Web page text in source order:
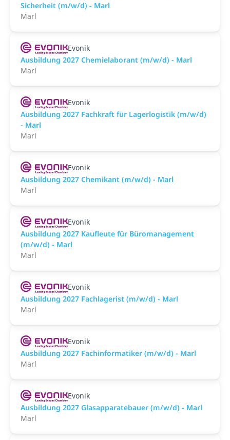
Sicherheit (m/w/d) - Marl
Marl
Evonik
Ausbildung 2027 Chemielaborant (m/w/d) - Marl
Marl
Evonik
Ausbildung 2027 Fachkraft für Lagerlogistik (m/w/d)
- Marl
Marl
Evonik
Ausbildung 2027 Chemikant (m/w/d) - Marl
Marl
Evonik
Ausbildung 2027 Kaufleute für Büromanagement
(m/w/d) - Marl
Marl
Evonik
Ausbildung 2027 Fachlagerist (m/w/d) - Marl
Marl
Evonik
Ausbildung 2027 Fachinformatiker (m/w/d) - Marl
Marl
Evonik
Ausbildung 2027 Glasapparatebauer (m/w/d) - Marl
Marl